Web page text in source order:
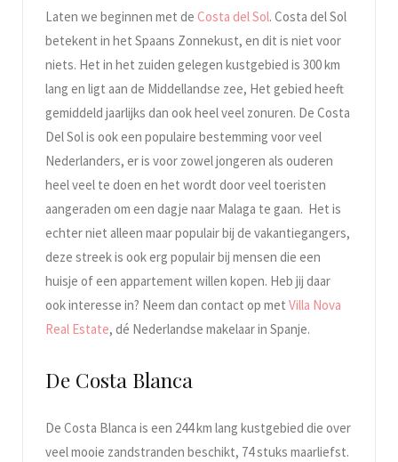
Laten we beginnen met de Costa del Sol. Costa del Sol
betekent in het Spaans Zonnekust, en dit is niet voor
niets. Het in het zuiden gelegen kustgebied is 300 km
lang en ligt aan de Middellandse zee, Het gebied heeft
gemiddeld jaarlijks dan ook heel veel zonuren. De Costa
Del Sol is ook een populaire bestemming voor veel
Nederlanders, er is voor zowel jongeren als ouderen
heel veel te doen en het wordt door veel toeristen
aangeraden om een dagje naar Malaga te gaan. Het is
echter niet alleen maar populair bij de vakantiegangers,
deze streek is ook erg populair bij mensen die een
huisje of een appartement willen kopen. Heb jij daar
ook interesse in? Neem dan contact op met Villa Nova
Real Estate, dé Nederlandse makelaar in Spanje.
De Costa Blanca
De Costa Blanca is een 244 km lang kustgebied die over
veel mooie zandstranden beschikt, 74 stuks maarliefst.